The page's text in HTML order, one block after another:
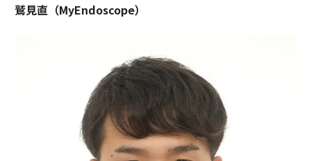
鷲見直（MyEndoscope）